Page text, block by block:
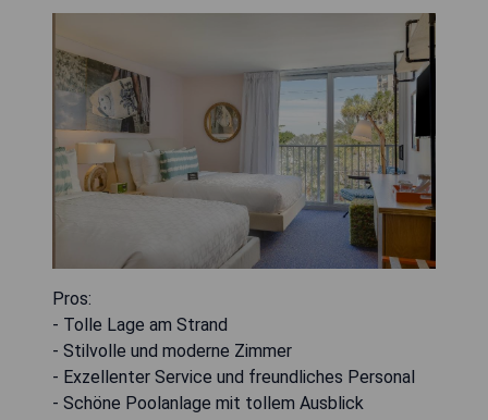
Pros:
- Tolle Lage am Strand
- Stilvolle und moderne Zimmer
- Exzellenter Service und freundliches Personal
- Schöne Poolanlage mit tollem Ausblick